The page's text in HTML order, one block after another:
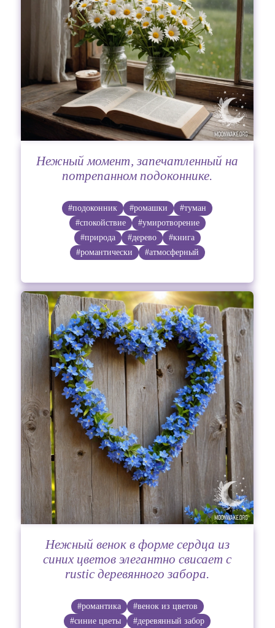
Нежный момент, запечатленный на
потрепанном подоконнике.
#подоконник #ромашки
#туман
#спокойствие
#умиротворение
#природа
#дерево
#книга
#романтически
#атмосферный
Нежный венок в форме сердца из
синих цветов элегантно свисает с
rustic деревянного забора.
#романтика
#венок из цветов
#синие цветы
#деревянный забор